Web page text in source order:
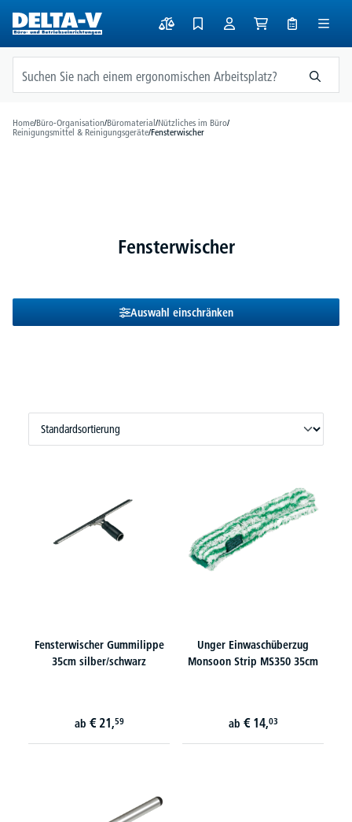
springen
Home/Büro-Organisation/Büromaterial/Nützliches im Büro/
Reinigungsmittel & Reinigungsgeräte/Fensterwischer
Fensterwischer
Auswahl einschränken
Fensterwischer Gummilippe
35cm silber/schwarz
ab € 21,59
Unger Einwaschüberzug
Monsoon Strip MS350 35cm
ab € 14,03